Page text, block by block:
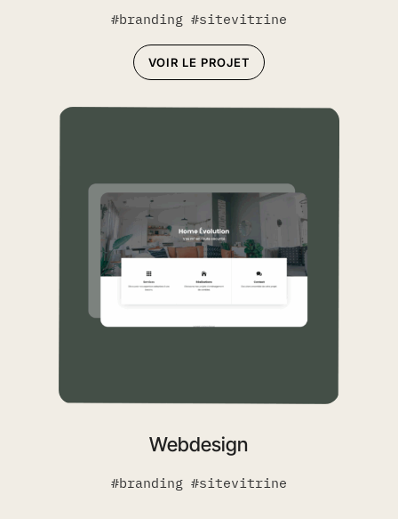
#branding #sitevitrine
VOIR LE PROJET
Webdesign
#branding #sitevitrine